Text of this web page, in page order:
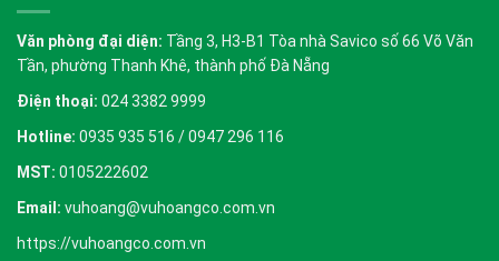
Văn phòng đại diện: Tầng 3, H3-B1 Tòa nhà Savico số 66 Võ Văn
Tần, phường Thanh Khê, thành phố Đà Nẵng
Điện thoại: 024 3382 9999
Hotline: 0935 935 516 / 0947 296 116
MST: 0105222602
Email: vuhoang@vuhoangco.com.vn
https://vuhoangco.com.vn